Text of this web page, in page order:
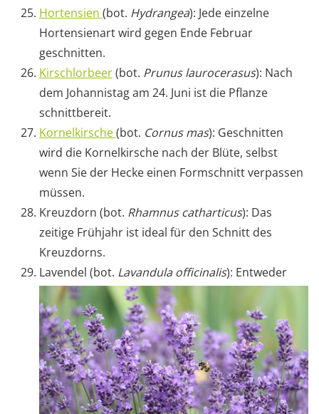
Hortensien (bot. Hydrangea): Jede einzelne
Hortensienart wird gegen Ende Februar
geschnitten.
Kirschlorbeer(bot. Prunus laurocerasus): Nach
dem Johannistag am 24. Juni ist die Pflanze
schnittbereit.
Kornelkirsche(bot. Cornus mas): Geschnitten
wird die Kornelkirsche nach der Blüte, selbst
wenn Sie der Hecke einen Formschnitt verpassen
müssen.
Kreuzdorn (bot. Rhamnus catharticus): Das
zeitige Frühjahr ist ideal für den Schnitt des
Kreuzdorns.
Lavendel (bot. Lavandula officinalis): Entweder